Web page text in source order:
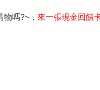
嗎?~， 來一張現金回饋